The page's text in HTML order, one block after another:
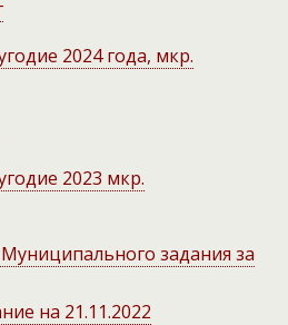
2024 года, мкр.
2023 мкр.
задания за
на 21.11.2022